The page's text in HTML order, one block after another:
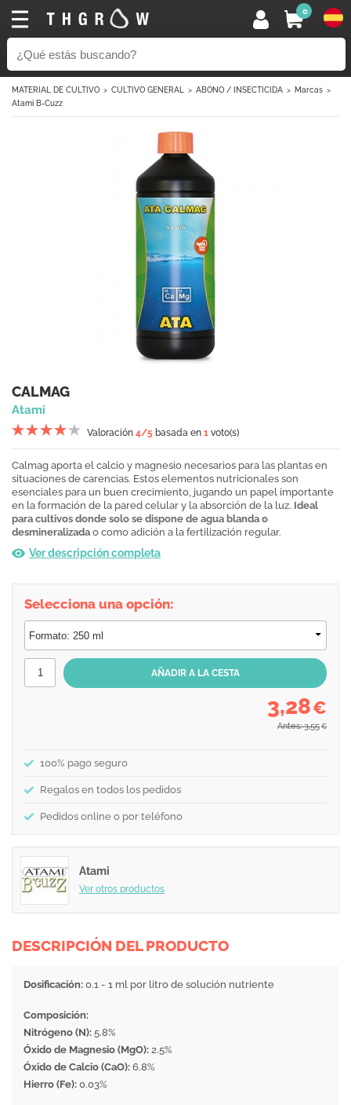
0
MATERIAL DE CULTIVO CULTIVO GENERAL ABONO / INSECTICIDA
Marcas
Atami B-Cuzz
CALMAG
Atami
Valoración 4/5 basada en 1 voto(s)
Calmag aporta el calcio y magnesio necesarios para las plantas en
situaciones de carencias. Estos elementos nutricionales son
esenciales para un buen crecimiento, jugando un papel importante
en la formación de la pared celular y la absorción de la luz. Ideal
para cultivos donde solo se dispone de agua blanda o
desmineralizada o como adición a la fertilización regular.
Ver descripción completa
Selecciona una opción:
3,28€
Antes: 3,55 €
100% pago seguro
Regalos en todos los pedidos
Pedidos online o por teléfono
Atami
Ver otros productos
DESCRIPCIÓN DEL PRODUCTO
Dosificación: 0.1 - 1 ml por litro de solución nutriente
Composición:
Nitrógeno (N): 5.8%
Óxido de Magnesio (MgO): 2.5%
Óxido de Calcio (CaO): 6.8%
Hierro (Fe): 0.03%